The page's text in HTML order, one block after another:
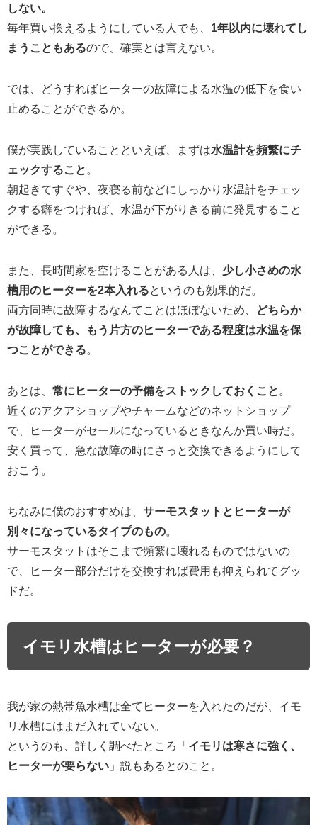
しない。
毎年買い換えるようにしている人でも、 1年以内に壊れてし
まうこともあるので、確実とは言えない。
では、どうすればヒーターの故障による水温の低下を食い
止めることができるか。
僕が実践していることといえば、まずは水温計を頻繁にチ
ェックすること 。
朝起きてすぐや、夜寝る前などにしっかり水温計をチェッ
クする癖をつければ、水温が下がりきる前に発見すること
ができる。
また、長時間家を空けることがある人は、 少し小さめの水
槽用のヒーターを2本入れるというのも効果的だ。
両方同時に故障するなんてことはほぼないため、
どちらか
が故障しても、もう片方のヒーターである程度は水温を保
つことができる。
あとは、 常にヒーターの予備をストックしておくこと 。
近くのアクアショップやチャームなどのネットショップ
で、ヒーターがセールになっているときなんか買い時だ。
安く買って、急な故障の時にさっと交換できるようにして
おこう。
ちなみに僕のおすすめは、 サーモスタットとヒーターが
別々になっているタイプのもの。
サーモスタットはそこまで頻繁に壊れるものではないの
で、ヒーター部分だけを交換すれば費用も抑えられてグッ
ドだ。
イモリ水槽はヒーターが必要？
我が家の熱帯魚水槽は全てヒーターを入れたのだが、イモ
リ水槽にはまだ入れていない。
というのも、詳しく調べたところ「 イモリは寒さに強く、
ヒーターが要らない 」説もあるとのこと。